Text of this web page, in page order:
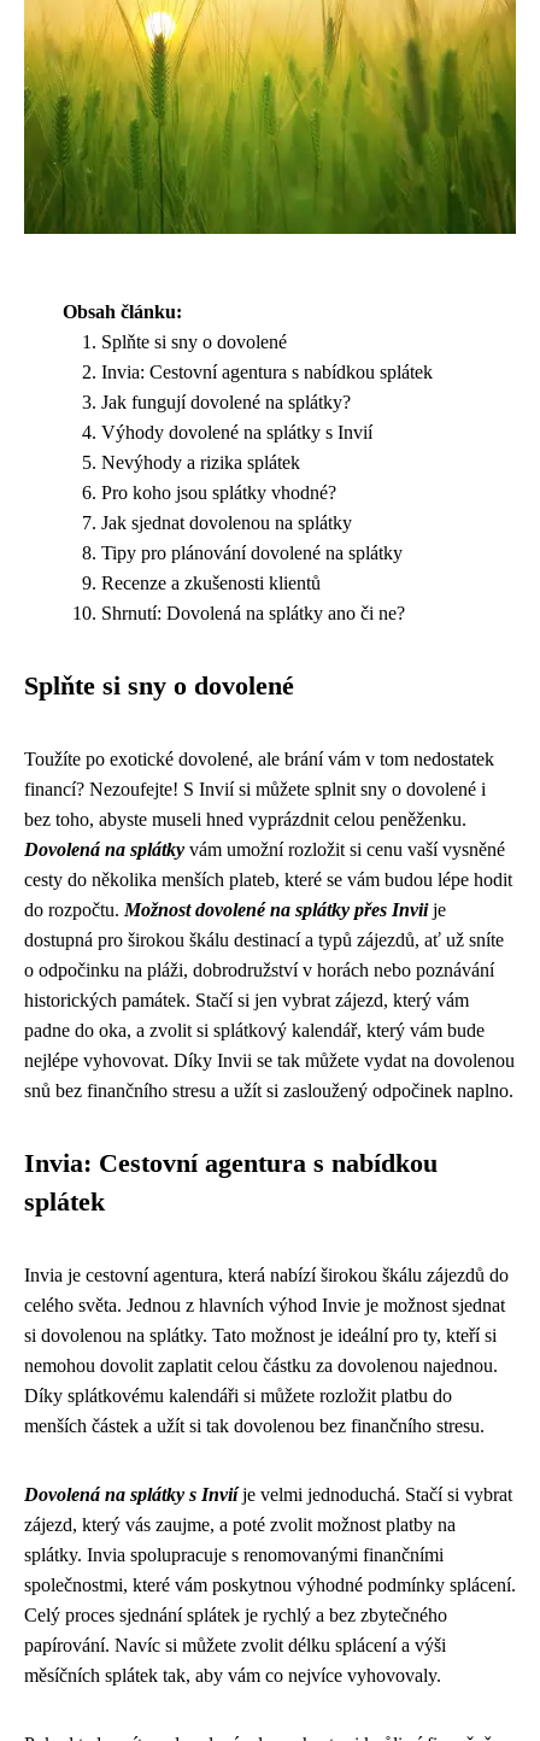
Obsah článku:
Splňte si sny o dovolené
Invia: Cestovní agentura s nabídkou splátek
Jak fungují dovolené na splátky?
Výhody dovolené na splátky s Invií
Nevýhody a rizika splátek
Pro koho jsou splátky vhodné?
Jak sjednat dovolenou na splátky
Tipy pro plánování dovolené na splátky
Recenze a zkušenosti klientů
Shrnutí: Dovolená na splátky ano či ne?
Splňte si sny o dovolené
Toužíte po exotické dovolené, ale brání vám v tom nedostatek
financí? Nezoufejte! S Invií si můžete splnit sny o dovolené i
bez toho, abyste museli hned vyprázdnit celou peněženku.
Dovolená na splátky vám umožní rozložit si cenu vaší vysněné
cesty do několika menších plateb, které se vám budou lépe hodit
do rozpočtu. Možnost dovolené na splátky přes Inviije
dostupná pro širokou škálu destinací a typů zájezdů, ať už sníte
o odpočinku na pláži, dobrodružství v horách nebo poznávání
historických památek. Stačí si jen vybrat zájezd, který vám
padne do oka, a zvolit si splátkový kalendář, který vám bude
nejlépe vyhovovat. Díky Invii se tak můžete vydat na dovolenou
snů bez finančního stresu a užít si zasloužený odpočinek naplno.
Invia: Cestovní agentura s nabídkou
splátek
Invia je cestovní agentura, která nabízí širokou škálu zájezdů do
celého světa. Jednou z hlavních výhod Invie je možnost sjednat
si dovolenou na splátky. Tato možnost je ideální pro ty, kteří si
nemohou dovolit zaplatit celou částku za dovolenou najednou.
Díky splátkovému kalendáři si můžete rozložit platbu do
menších částek a užít si tak dovolenou bez finančního stresu.
Dovolená na splátky s Inviíje velmi jednoduchá. Stačí si vybrat
zájezd, který vás zaujme, a poté zvolit možnost platby na
splátky. Invia spolupracuje s renomovanými finančními
společnostmi, které vám poskytnou výhodné podmínky splácení.
Celý proces sjednání splátek je rychlý a bez zbytečného
papírování. Navíc si můžete zvolit délku splácení a výši
měsíčních splátek tak, aby vám co nejvíce vyhovovaly.